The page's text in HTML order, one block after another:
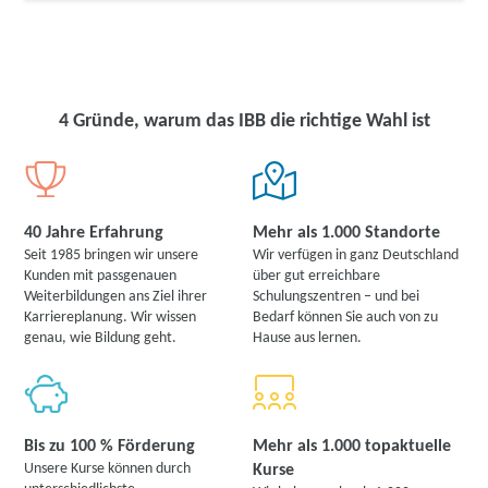
4 Gründe, warum das IBB die richtige Wahl ist
40 Jahre Erfahrung
Seit 1985 bringen wir unsere
Kunden mit passgenauen
Weiterbildungen ans Ziel ihrer
Karriereplanung. Wir wissen
genau, wie Bildung geht.
Mehr als 1.000 Standorte
Wir verfügen in ganz Deutschland
über gut erreichbare
Schulungszentren – und bei
Bedarf können Sie auch von zu
Hause aus lernen.
Bis zu 100 % Förderung
Unsere Kurse können durch
Mehr als 1.000 topaktuelle
Kurse